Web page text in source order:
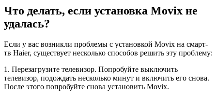
Что делать, если установка Movix не
удалась?
Если у вас возникли проблемы с установкой Movix на смарт-
тв Haier, существует несколько способов решить эту проблему:
1. Перезагрузите телевизор. Попробуйте выключить
телевизор, подождать несколько минут и включить его снова.
После этого попробуйте снова установить Movix.